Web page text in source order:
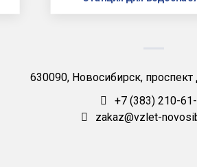
630090, Новосибирск,
+7 (383) 210-
zakaz@vzlet-